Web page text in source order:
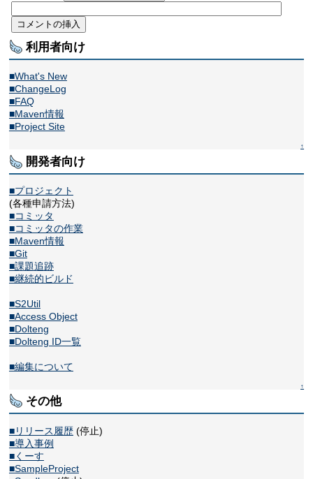
利用者向け
■What's New
■ChangeLog
■FAQ
■Maven情報
■Project Site
↑
開発者向け
■プロジェクト
(各種申請方法)
■コミッタ
■コミッタの作業
■Maven情報
■Git
■課題追跡
■継続的ビルド
■S2Util
■Access Object
■Dolteng
■Dolteng ID一覧
■編集について
↑
その他
■リリース履歴(停止)
■導入事例
■くーす
■SampleProject